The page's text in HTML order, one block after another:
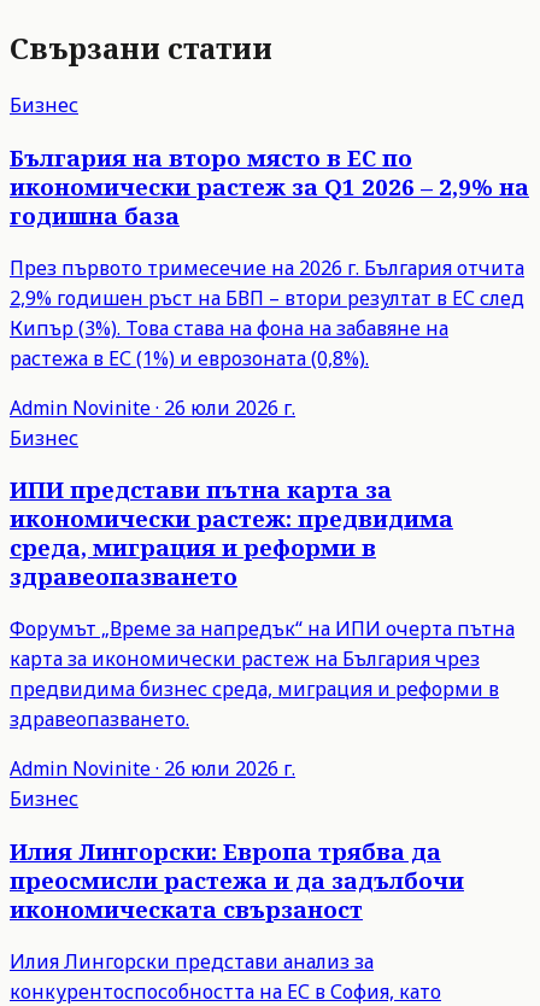
Свързани статии
Бизнес
България на второ място в ЕС по
икономически растеж за Q1 2026 – 2,9% на
годишна база
През първото тримесечие на 2026 г. България отчита
2,9% годишен ръст на БВП – втори резултат в ЕС след
Кипър (3%). Това става на фона на забавяне на
растежа в ЕС (1%) и еврозоната (0,8%).
Admin Novinite· 26 юли 2026 г.
Бизнес
ИПИ представи пътна карта за
икономически растеж: предвидима
среда, миграция и реформи в
здравеопазването
Форумът „Време за напредък“ на ИПИ очерта пътна
карта за икономически растеж на България чрез
предвидима бизнес среда, миграция и реформи в
здравеопазването.
Admin Novinite· 26 юли 2026 г.
Бизнес
Илия Лингорски: Европа трябва да
преосмисли растежа и да задълбочи
икономическата свързаност
Илия Лингорски представи анализ за
конкурентоспособността на ЕС в София, като